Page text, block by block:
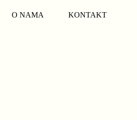
O NAMA KONTAKT